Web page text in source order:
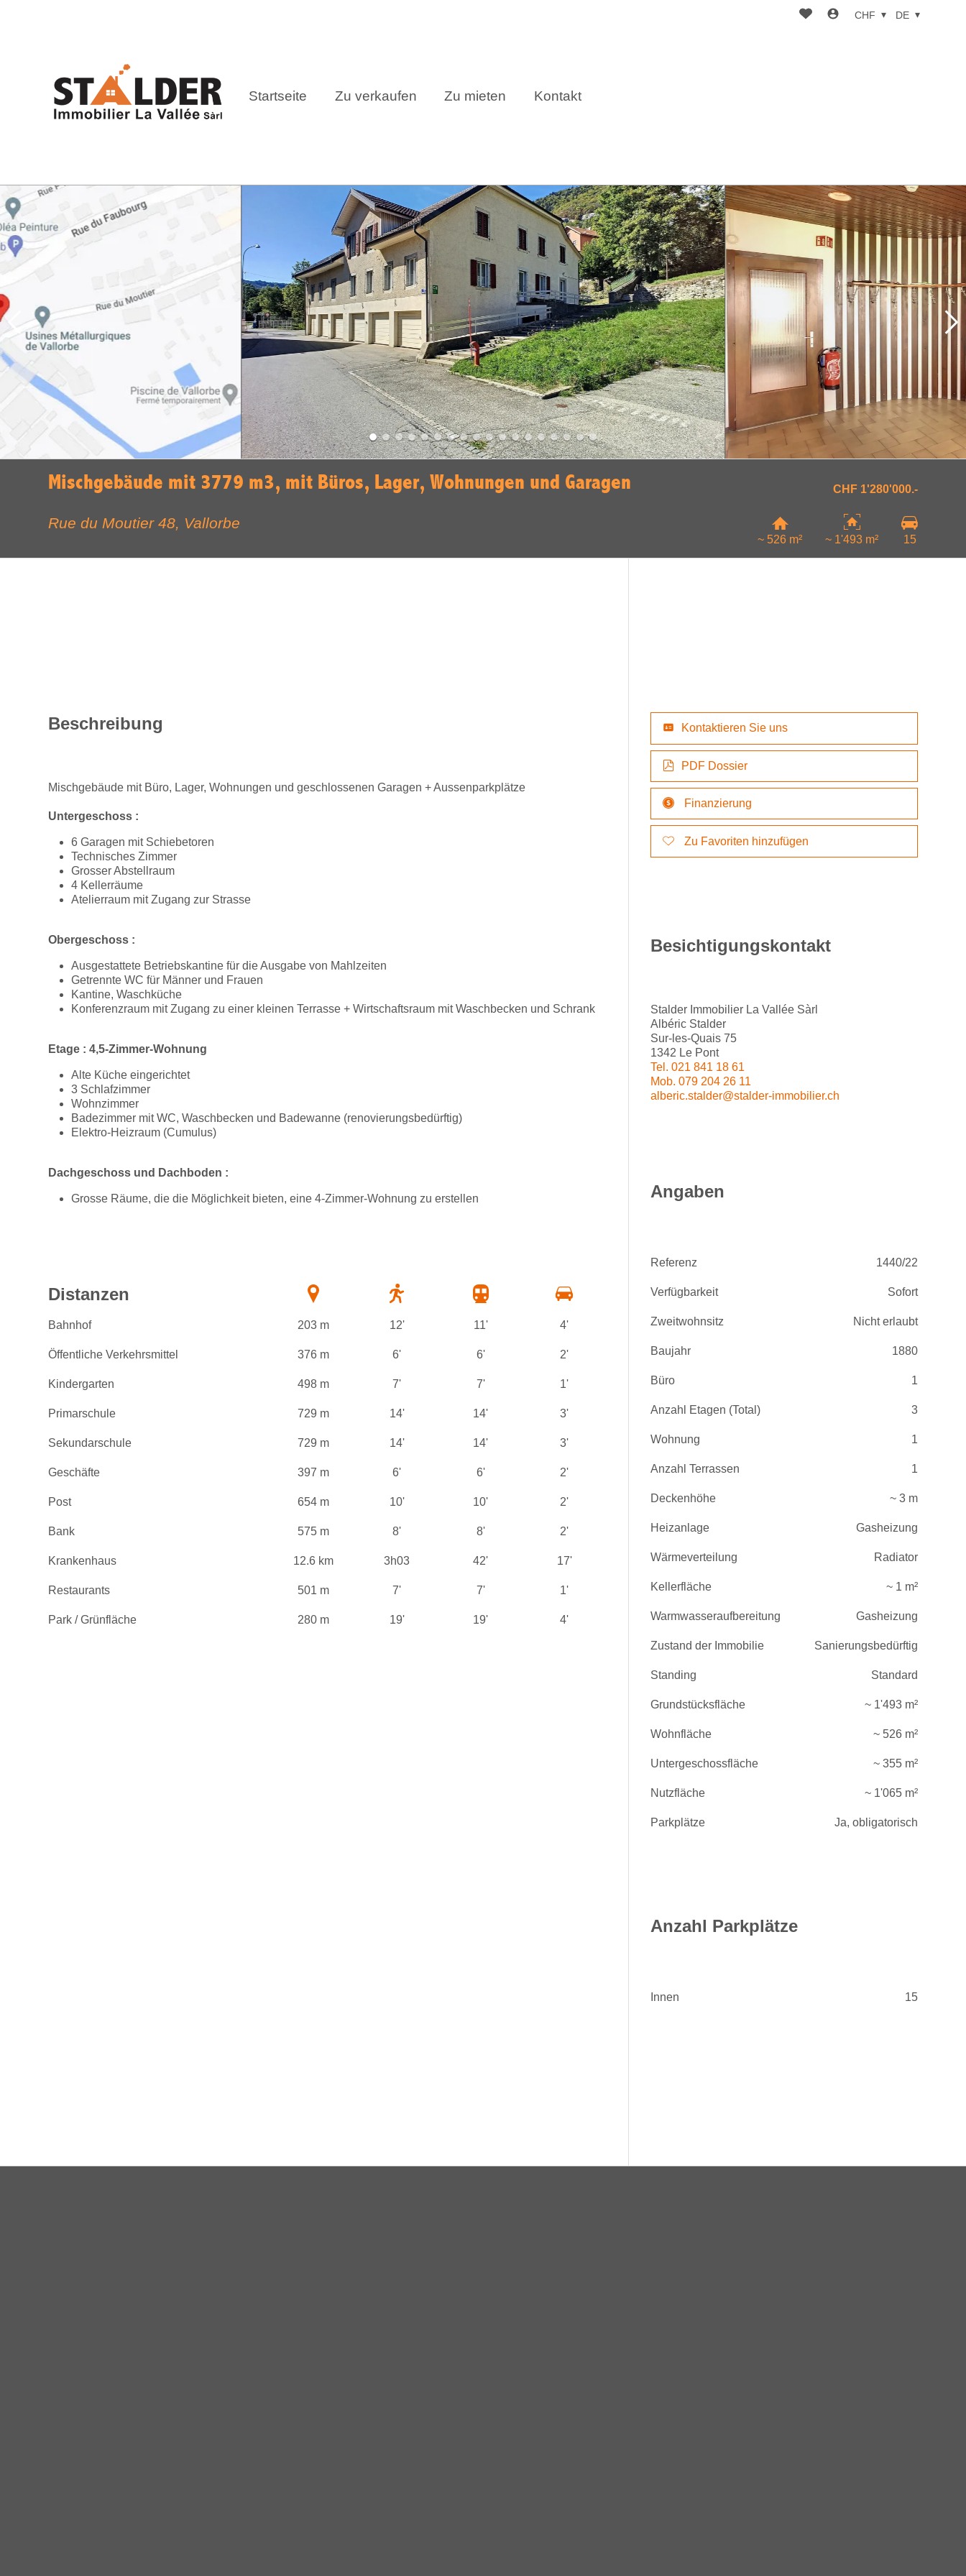
Startseite Zu verkaufen Zu mieten Kontakt
CHF DE
Mischgebäude mit 3779 m3, mit Büros, Lager, Wohnungen und Garagen CHF 1'280'000.-
Rue du Moutier 48, Vallorbe
~ 526 m² ~ 1'493 m² 15
Beschreibung
Mischgebäude mit Büro, Lager, Wohnungen und geschlossenen Garagen + Aussenparkplätze
Untergeschoss :
6 Garagen mit Schiebetoren
Technisches Zimmer
Grosser Abstellraum
4 Kellerräume
Atelierraum mit Zugang zur Strasse
Obergeschoss :
Ausgestattete Betriebskantine für die Ausgabe von Mahlzeiten
Getrennte WC für Männer und Frauen
Kantine, Waschküche
Konferenzraum mit Zugang zu einer kleinen Terrasse + Wirtschaftsraum mit Waschbecken und Schrank
Etage : 4,5-Zimmer-Wohnung
Alte Küche eingerichtet
3 Schlafzimmer
Wohnzimmer
Badezimmer mit WC, Waschbecken und Badewanne (renovierungsbedürftig)
Elektro-Heizraum (Cumulus)
Dachgeschoss und Dachboden :
Grosse Räume, die die Möglichkeit bieten, eine 4-Zimmer-Wohnung zu erstellen
Distanzen
Bahnhof 203 m 12' 11' 4'
Öffentliche Verkehrsmittel 376 m 6' 6' 2'
Kindergarten 498 m 7' 7' 1'
Primarschule 729 m 14' 14' 3'
Sekundarschule 729 m 14' 14' 3'
Geschäfte 397 m 6' 6' 2'
Post 654 m 10' 10' 2'
Bank 575 m 8' 8' 2'
Krankenhaus 12.6 km 3h03 42' 17'
Restaurants 501 m 7' 7' 1'
Park / Grünfläche 280 m 19' 19' 4'
Kontaktieren Sie uns
PDF Dossier
Finanzierung
Zu Favoriten hinzufügen
Besichtigungskontakt
Stalder Immobilier La Vallée Sàrl
Albéric Stalder
Sur-les-Quais 75
1342 Le Pont
Tel. 021 841 18 61
Mob. 079 204 26 11
alberic.stalder@stalder-immobilier.ch
Angaben
Referenz 1440/22
Verfügbarkeit Sofort
Zweitwohnsitz Nicht erlaubt
Baujahr 1880
Büro 1
Anzahl Etagen (Total) 3
Wohnung 1
Anzahl Terrassen 1
Deckenhöhe ~ 3 m
Heizanlage Gasheizung
Wärmeverteilung Radiator
Kellerfläche ~ 1 m²
Warmwasseraufbereitung Gasheizung
Zustand der Immobilie Sanierungsbedürftig
Standing Standard
Grundstücksfläche ~ 1'493 m²
Wohnfläche ~ 526 m²
Untergeschossfläche ~ 355 m²
Nutzfläche ~ 1'065 m²
Parkplätze Ja, obligatorisch
Anzahl Parkplätze
Innen 15